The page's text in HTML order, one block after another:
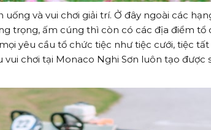
và vui chơi giải trí. Ở đây ngoài các
trọng, ấm cúng thì còn có các địa điểm
yêu cầu tổ chức tiệc như tiệc cưới, tiệc
chơi tại Monaco Nghi Sơn luôn tạo được